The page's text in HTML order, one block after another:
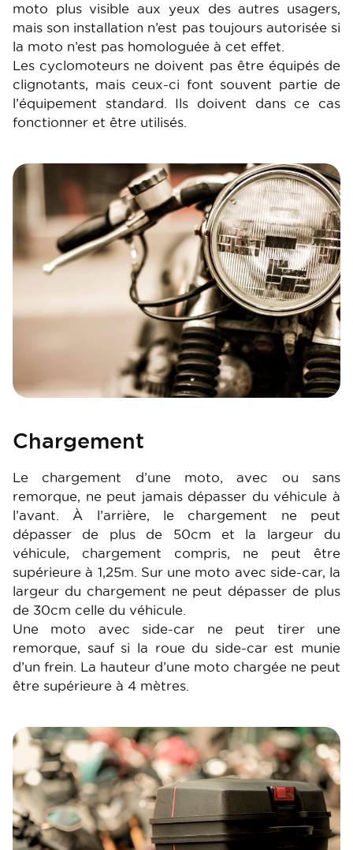
moto plus visible aux yeux des autres usagers,
mais son installation n’est pas toujours autorisée si
la moto n’est pas homologuée à cet effet.
Les cyclomoteurs ne doivent pas être équipés de
clignotants, mais ceux-ci font souvent partie de
l’équipement standard. Ils doivent dans ce cas
fonctionner et être utilisés.
Image
Chargement
Le chargement d’une moto, avec ou sans
remorque, ne peut jamais dépasser du véhicule à
l’avant. À l’arrière, le chargement ne peut
dépasser de plus de 50cm et la largeur du
véhicule, chargement compris, ne peut être
supérieure à 1,25m. Sur une moto avec side-car, la
largeur du chargement ne peut dépasser de plus
de 30cm celle du véhicule.
Une moto avec side-car ne peut tirer une
remorque, sauf si la roue du side-car est munie
d’un frein. La hauteur d’une moto chargée ne peut
être supérieure à 4 mètres.
Image